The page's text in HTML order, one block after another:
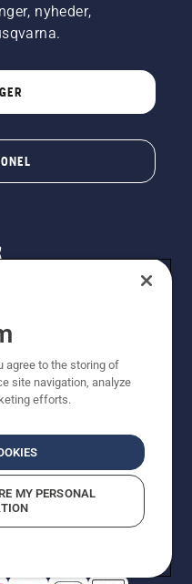
nyheder,
Der tages
samt prisændringer. Vi
oplysningerne på
Alle anførte priser er
moms), medmindre
af personlige oplysninger
overtrædelser
agree to the storing of
site navigation, analyze
efforts.
MY PERSONAL